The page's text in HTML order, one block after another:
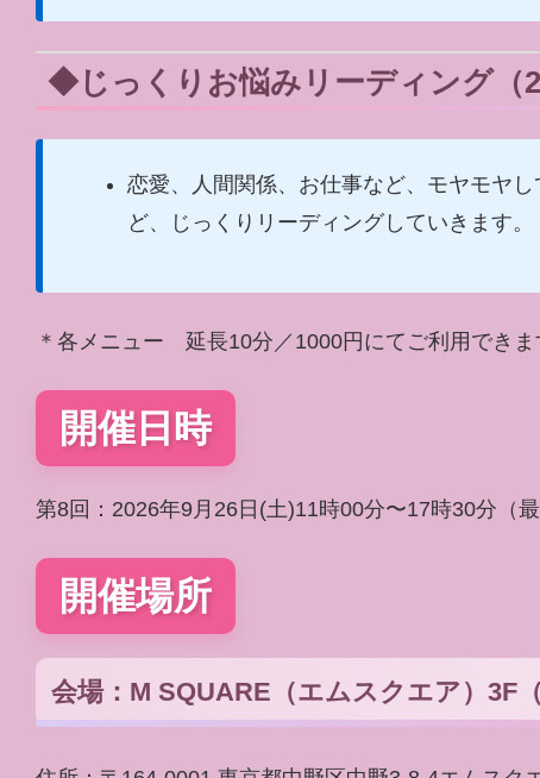
◆じっくりお悩みリーディング（
恋愛、人間関係、お仕事など、モヤモヤ
ど、じっくりリーディングしていきます。
＊各メニュー 延長10分／1000円にてご利用できま
開催日時
第8回：2026年9月26日(土)11時00分〜17時30分（
開催場所
会場：M SQUARE（エムスクエア）3F